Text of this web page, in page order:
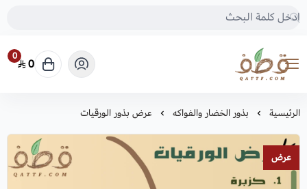
متجر قطف للبذور
0
0
الرئيسية بذور الخضار والفواكه عرض بذور الورقيات
عرض